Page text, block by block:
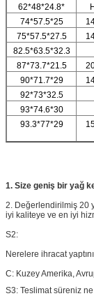
62*48*24.8*
74*57.5*25
75*57.5*27.5
82.5*63.5*32.3
87*73.7*21.5
90*71.7*29
92*73*32.5
93*74.6*30
93.3*77*29
1. Size geniş bir yağ
2. Değerlendirilmiş 20
iyi kaliteye ve en iyi
S2:
Nerelere ihracat
C: Kuzey Amerika,
S3: Teslimat süreniz